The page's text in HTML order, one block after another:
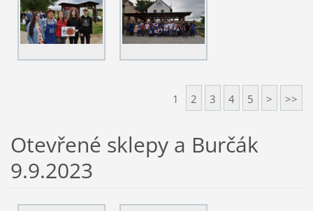
1 2 3 4 5 > >>
Otevřené sklepy a Burčák
9.9.2023